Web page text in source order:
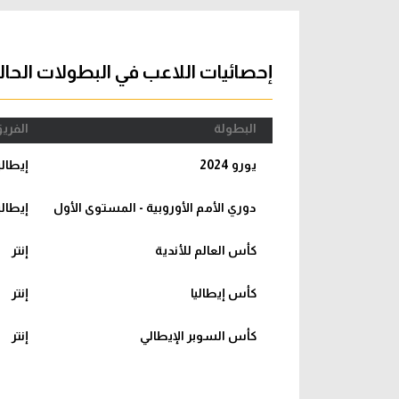
دوري إحصائيات اللاعب في البطولات
البطولة
يورو 2024
دوري الأمم الأوروبية - المستوى الأول
كأس العالم للأندية إنتر
كأس إيطاليا إنتر
كأس السوبر الإيطالي إنتر